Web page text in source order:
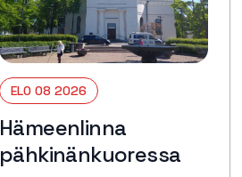
ELO 08 2026
Hämeenlinna
pähkinänkuoressa